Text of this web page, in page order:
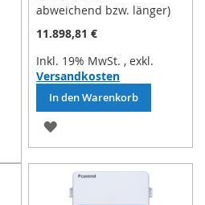
abweichend bzw. länger)
11.898,81 €
Inkl. 19% MwSt. , exkl.
Versandkosten
In den Warenkorb
ZUR
WUNSCHLISTE
HINZUFÜGEN